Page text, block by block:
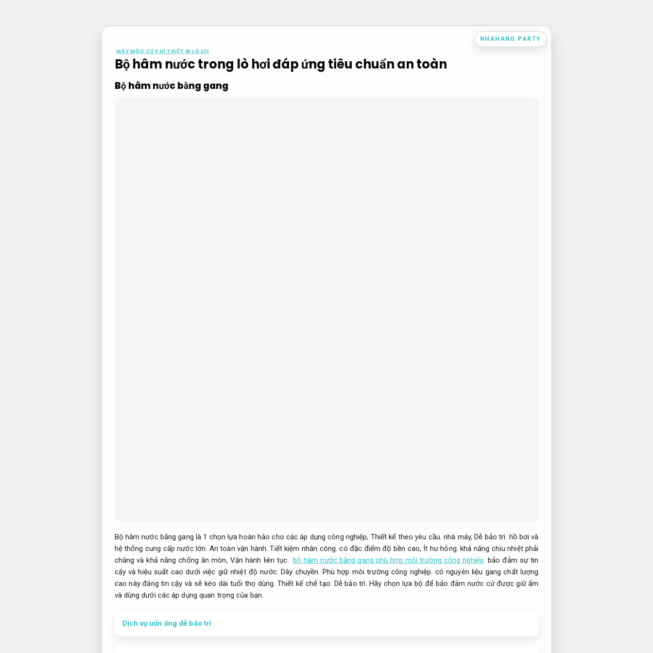
NHAHANG.PARTY
MÁY MÓC CƠ KHÍ THIẾT BỊ LÒ LƠI
Bộ hâm nước trong lò hơi đáp ứng tiêu chuẩn an toàn
Bộ hâm nước bằng gang
Bộ hâm nước bằng gang là 1 chọn lựa hoàn hảo cho các áp dụng công nghiệp, Thiết kế theo yêu cầu. nhà máy, Dễ bảo trì. hồ bơi và
hệ thống cung cấp nước lớn. An toàn vận hành. Tiết kiệm nhân công. có đặc điểm độ bền cao, Ít hư hỏng. khả năng chịu nhiệt phải
chăng và khả năng chống ăn mòn, Vận hành liên tục. bộ hâm nước bằng gang phù hợp môi trường công nghiệp
bảo đảm sự tin
cậy và hiệu suất cao dưới việc giữ nhiệt độ nước. Dây chuyền. Phù hợp môi trường công nghiệp. có nguyên liệu gang chất lượng
cao này đáng tin cậy và sẽ kéo dài tuổi thọ dùng. Thiết kế chế tạo. Dễ bảo trì. Hãy chọn lựa bộ để bảo đảm nước cứ được giữ ấm
và dùng dưới các áp dụng quan trọng của bạn.
Dịch vụ uốn ống dễ bảo trì